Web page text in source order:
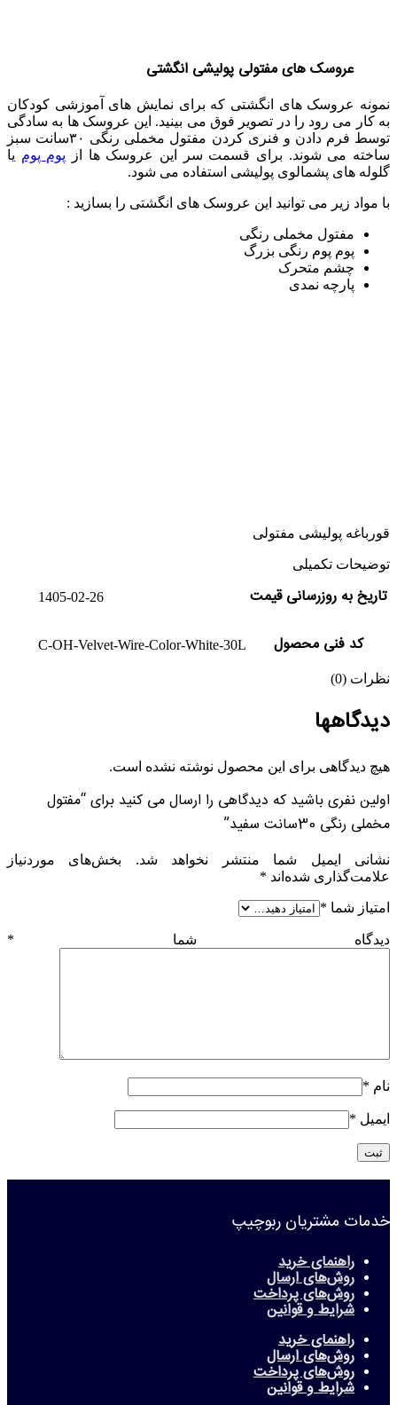
عروسک های مفتولی پولیشی انگشتی
نمونه عروسک های انگشتی که برای نمایش های آموزشی کودکان
به کار می رود را در تصویر فوق می بینید. این عروسک ها به سادگی
توسط فرم دادن و فنری کردن مفتول مخملی رنگی ۳۰سانت سبز
ساخته می شوند. برای قسمت سر این عروسک ها از پوم پوم یا
گلوله های پشمالوی پولیشی استفاده می شود.
با مواد زیر می توانید این عروسک های انگشتی را بسازید :
مفتول مخملی رنگی
پوم پوم رنگی بزرگ
چشم متحرک
پارچه نمدی
قورباغه پولیشی مفتولی
توضیحات تکمیلی
تاریخ به روزرسانی قیمت 1405-02-26
کد فنی محصول C-OH-Velvet-Wire-Color-White-30L
نظرات (0)
دیدگاهها
هیچ دیدگاهی برای این محصول نوشته نشده است.
اولین نفری باشید که دیدگاهی را ارسال می کنید برای “مفتول
مخملی رنگی 30سانت سفید”
نشانی ایمیل شما منتشر نخواهد شد.
بخش‌های موردنیاز
علامت‌گذاری شده‌اند *
امتیاز شما *
دیدگاه شما *
نام *
ایمیل *
خدمات مشتریان ربوچیپ
راهنمای خرید
روش‌های ارسال
روش‌های پرداخت
شرایط و قوانین
راهنمای خرید
روش‌های ارسال
روش‌های پرداخت
شرایط و قوانین